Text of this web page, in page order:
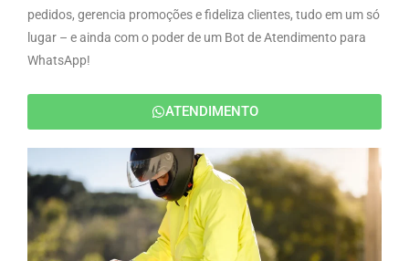
pedidos, gerencia promoções e fideliza clientes, tudo em um só
lugar – e ainda com o poder de um Bot de Atendimento para
WhatsApp!
ATENDIMENTO